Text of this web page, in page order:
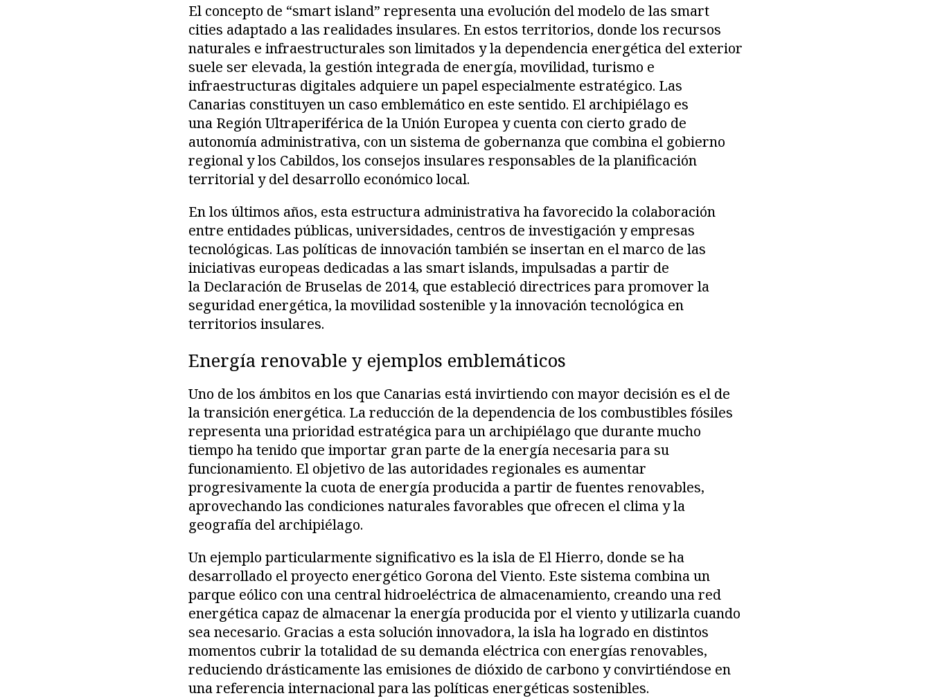
El concepto de “smart island” representa una evolución del modelo de las smart
cities adaptado a las realidades insulares. En estos territorios, donde los recursos
naturales e infraestructurales son limitados y la dependencia energética del exterior
suele ser elevada, la gestión integrada de energía, movilidad, turismo e
infraestructuras digitales adquiere un papel especialmente estratégico. Las
Canarias constituyen un caso emblemático en este sentido. El archipiélago es
una Región Ultraperiférica de la Unión Europea y cuenta con cierto grado de
autonomía administrativa, con un sistema de gobernanza que combina el gobierno
regional y los Cabildos, los consejos insulares responsables de la planificación
territorial y del desarrollo económico local.
En los últimos años, esta estructura administrativa ha favorecido la colaboración
entre entidades públicas, universidades, centros de investigación y empresas
tecnológicas. Las políticas de innovación también se insertan en el marco de las
iniciativas europeas dedicadas a las smart islands, impulsadas a partir de
la Declaración de Bruselas de 2014, que estableció directrices para promover la
seguridad energética, la movilidad sostenible y la innovación tecnológica en
territorios insulares.
Energía renovable y ejemplos emblemáticos
Uno de los ámbitos en los que Canarias está invirtiendo con mayor decisión es el de
la transición energética. La reducción de la dependencia de los combustibles fósiles
representa una prioridad estratégica para un archipiélago que durante mucho
tiempo ha tenido que importar gran parte de la energía necesaria para su
funcionamiento. El objetivo de las autoridades regionales es aumentar
progresivamente la cuota de energía producida a partir de fuentes renovables,
aprovechando las condiciones naturales favorables que ofrecen el clima y la
geografía del archipiélago.
Un ejemplo particularmente significativo es la isla de El Hierro, donde se ha
desarrollado el proyecto energético Gorona del Viento. Este sistema combina un
parque eólico con una central hidroeléctrica de almacenamiento, creando una red
energética capaz de almacenar la energía producida por el viento y utilizarla cuando
sea necesario. Gracias a esta solución innovadora, la isla ha logrado en distintos
momentos cubrir la totalidad de su demanda eléctrica con energías renovables,
reduciendo drásticamente las emisiones de dióxido de carbono y convirtiéndose en
una referencia internacional para las políticas energéticas sostenibles.